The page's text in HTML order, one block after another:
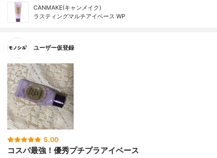
CANMAKE(キャンメイク)
ラスティングマルチアイベース WP
ユーザー仮登録
5.00
コスパ最強！優秀プチプラアイベース